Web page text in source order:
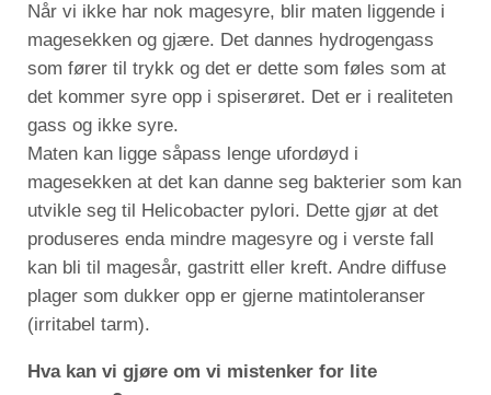
Når vi ikke har nok magesyre, blir maten liggende i
magesekken og gjære. Det dannes hydrogengass
som fører til trykk og det er dette som føles som at
det kommer syre opp i spiserøret. Det er i realiteten
gass og ikke syre.
Maten kan ligge såpass lenge ufordøyd i
magesekken at det kan danne seg bakterier som kan
utvikle seg til Helicobacter pylori. Dette gjør at det
produseres enda mindre magesyre og i verste fall
kan bli til magesår, gastritt eller kreft. Andre diffuse
plager som dukker opp er gjerne matintoleranser
(irritabel tarm).
Hva kan vi gjøre om vi mistenker for lite